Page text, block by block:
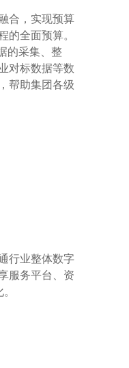
合，实现预算
全面预算。
的采集、整
对标数据等数
帮助集团各级
行业整体数字
服务平台、资